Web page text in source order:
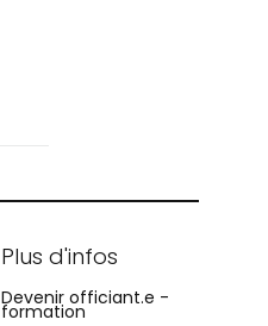
Plus d'infos
Devenir officiant.e -
formation